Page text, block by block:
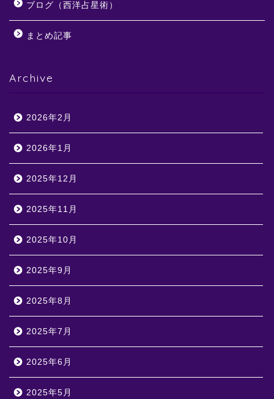
ブログ（西洋占星術）
まとめ記事
Archive
2026年2月
2026年1月
2025年12月
2025年11月
2025年10月
2025年9月
2025年8月
2025年7月
2025年6月
2025年5月